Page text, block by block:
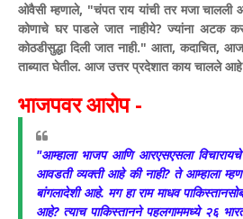
ओवैसी म्हणाले, "चंपत राय यांची तर मजा
कोणाचे घर पाडले जात नाहीये? ज्यांना अटक
कोठडीसुद्धा दिली जात नाही." आता, कदाचित, आज
ताब्यात घेतील. आज उत्तर प्रदेशात काय चालले
भाजपवर आरोप -
"आम्हाला भाजप आणि आरएसएसला
आवडती व्यक्ती आहे की नाही? ते आम्हाला
बांगलादेशी आहे. मग हा राम माधव
आहे? त्याच पाकिस्तानने पहलगाममध्ये २६